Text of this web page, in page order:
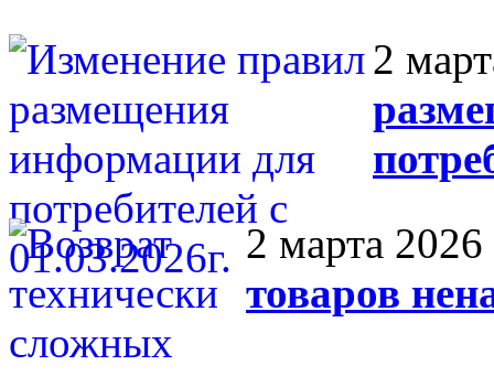
2
2 марта 2026
товаров